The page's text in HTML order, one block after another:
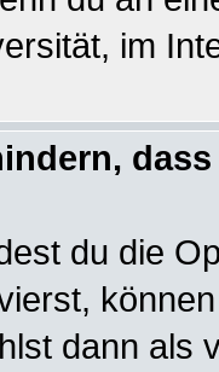
im
du die
dann als